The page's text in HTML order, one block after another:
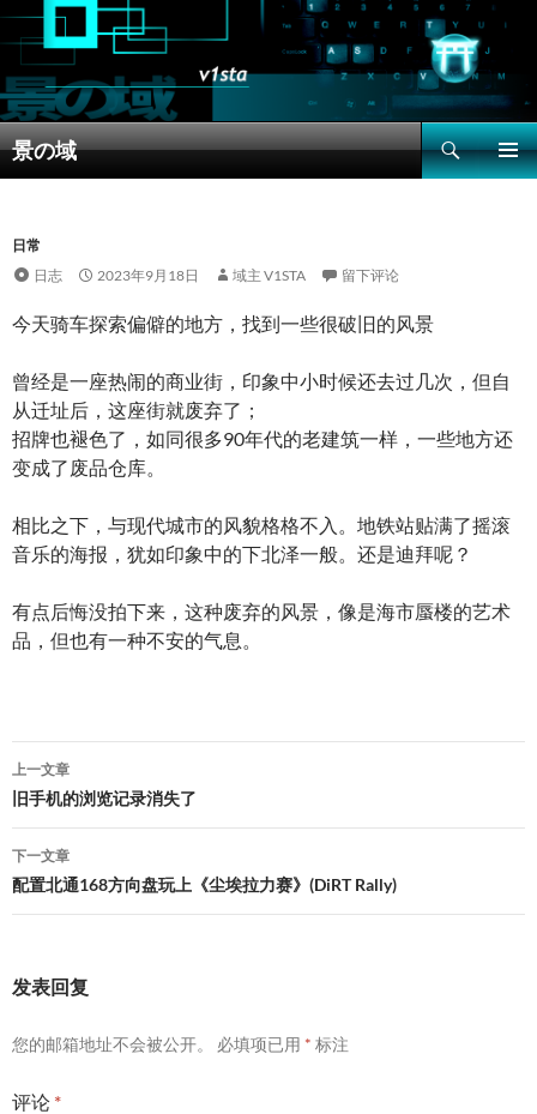
景の域
搜
索
文
日常
日志
2023年9月18日 域主 V1STA 留下评论
今天骑车探索偏僻的地方，找到一些很破旧的风景
曾经是一座热闹的商业街，印象中小时候还去过几次，但自
从迁址后，这座街就废弃了；
招牌也褪色了，如同很多90年代的老建筑一样，一些地方还
变成了废品仓库。
相比之下，与现代城市的风貌格格不入。地铁站贴满了摇滚
音乐的海报，犹如印象中的下北泽一般。还是迪拜呢？
有点后悔没拍下来，这种废弃的风景，像是海市蜃楼的艺术
品，但也有一种不安的气息。
文
章
导
航
上一文章
旧手机的浏览记录消失了
下一文章
配置北通168方向盘玩上《尘埃拉力赛》(DiRT Rally)
发表回复
您的邮箱地址不会被公开。 必填项已用 * 标注
评论 *